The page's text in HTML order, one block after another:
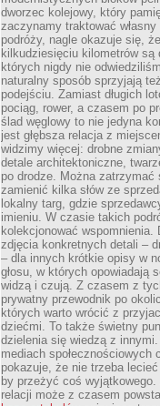
dworzec kolejowy, który
zaczynamy traktować własny
podróży, nagle okazuje się,
kilkudziesięciu kilometrów
których nigdy nie
naturalny sposób sprzyjają
podejściu. Zamiast długich
pociąg, rower, a czasem po
ślad węglowy to nie jedyna
jest głębsza relacja z
widzimy więcej: drobne
detale architektoniczne,
po drodze. Można zatrzymać
zamienić kilka słów ze
lokalny targ, gdzie
imieniu. W czasie takich
kolekcjonować wspomnienia.
zdjęcia konkretnych detali –
– dla innych krótkie opisy w
głosu, w których opowiadają
widzą i czują. Z czasem z
prywatny przewodnik po
których warto wrócić z
dziećmi. To także świetny
dzielenia się wiedzą z
mediach społecznościowych
pokazuje, że nie trzeba
by przeżyć coś
relacji może z czasem